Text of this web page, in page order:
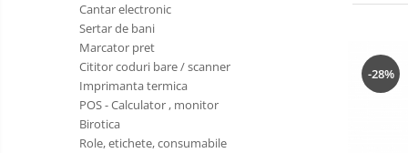
Sisteme de vanzare si gestiune
pentru Magazine (Retail)
Sisteme de vanzare pentru
Restaurant, Bar și Cafenea
Cantar electronic
Cantar comercial omologat
Cantar electronic
Sertar de bani
Marcator pret
Cititor coduri bare / scanner
Imprimanta termica
POS - Calculator , monitor
Birotica
Role, etichete, consumabile
-28%